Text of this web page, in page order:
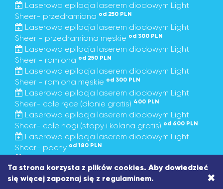
Laserowa epilacja laserem diodowym Light
Sheer- przedramiona od 250 PLN
Laserowa epilacja laserem diodowym Light
Sheer - przedramiona męskie od 300 PLN
Laserowa epilacja laserem diodowym Light
Sheer - ramiona od 250 PLN
Laserowa epilacja laserem diodowym Light
Sheer - ramiona męskie od 300 PLN
Laserowa epilacja laserem diodowym Light
Sheer- całe ręce (dłonie gratis) 400 PLN
Laserowa epilacja laserem diodowym Light
Sheer- całe nogi (stopy i kolana gratis) od 600 PLN
Laserowa epilacja laserem diodowym Light
Sheer- pachy od 180 PLN
Sheer - pachy męskieod 300 PLN
Laserowa epilacja laserem diodowym Light
Ta strona korzysta z plików cookies. Aby dowiedzieć
się więcej zapoznaj się z regulaminem. ×